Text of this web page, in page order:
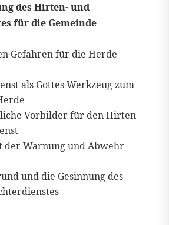
des Hirten- und
für die Gemeinde
Gefahren für die Herde
als Gottes Werkzeug zum
Vorbilder für den Hirten-
der Warnung und Abwehr
und die Gesinnung des